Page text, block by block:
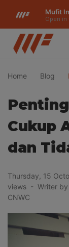
Mufit
Open in
Home Blog
Cukup
dan
Thursday, 15
views - Writer by
CNWC